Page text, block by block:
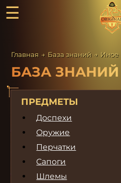
☰
Главная → База знаний → Иное
БАЗА ЗНАНИЙ
ПРЕДМЕТЫ
Доспехи
Оружие
Перчатки
Сапоги
Шлемы